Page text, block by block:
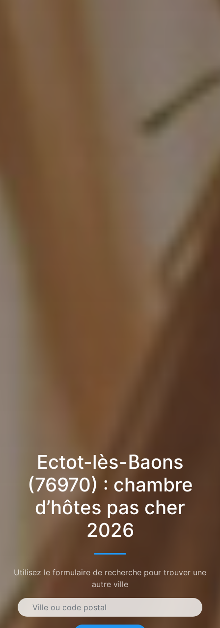
Ectot-lès-Baons
(76970) : chambre
d’hôtes pas cher
2026
Utilisez le formulaire de recherche pour trouver une
autre ville